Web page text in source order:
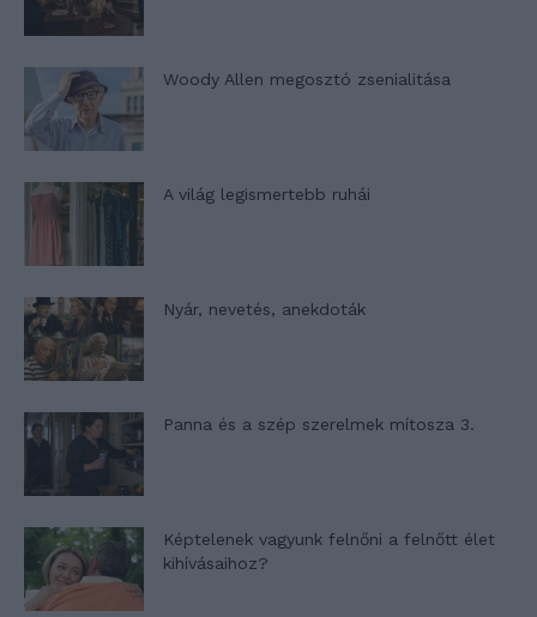
Woody Allen megosztó zsenialitása
A világ legismertebb ruhái
Nyár, nevetés, anekdoták
Panna és a szép szerelmek mítosza 3.
Képtelenek vagyunk felnőni a felnőtt élet
kihívásaihoz?